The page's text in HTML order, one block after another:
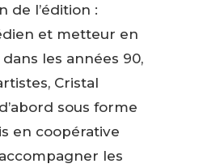
de l’édition :
et metteur en
les années 90,
Cristal
sous forme
en coopérative
les